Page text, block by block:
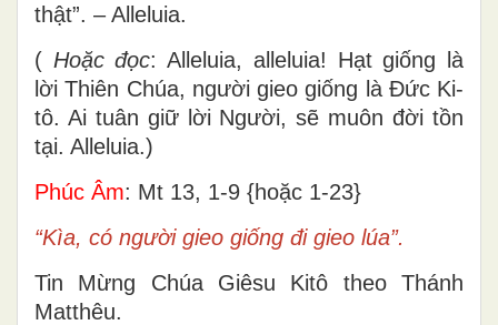
thật”. – Alleluia.
( Hoặc đọc: Alleluia, alleluia! Hạt giống là
lời Thiên Chúa, người gieo giống là Đức Ki-
tô. Ai tuân giữ lời Người, sẽ muôn đời tồn
tại. Alleluia.)
Phúc Âm: Mt 13, 1-9 {hoặc 1-23}
“Kìa, có người gieo giống đi gieo lúa”.
Tin Mừng Chúa Giêsu Kitô theo Thánh
Matthêu.